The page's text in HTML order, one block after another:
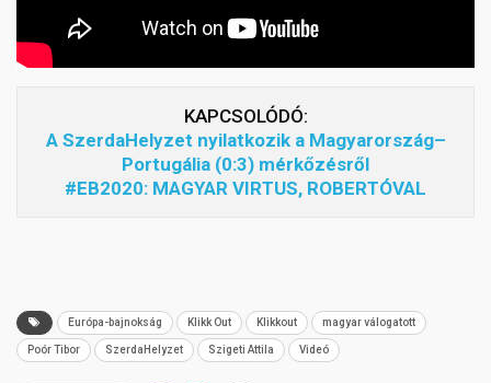
KAPCSOLÓDÓ:
A SzerdaHelyzet nyilatkozik a Magyarország–
Portugália (0:3) mérkőzésről
#EB2020: MAGYAR VIRTUS, ROBERTÓVAL
Európa-bajnokság Klikk Out Klikkout magyar válogatott
Poór Tibor SzerdaHelyzet Szigeti Attila Videó